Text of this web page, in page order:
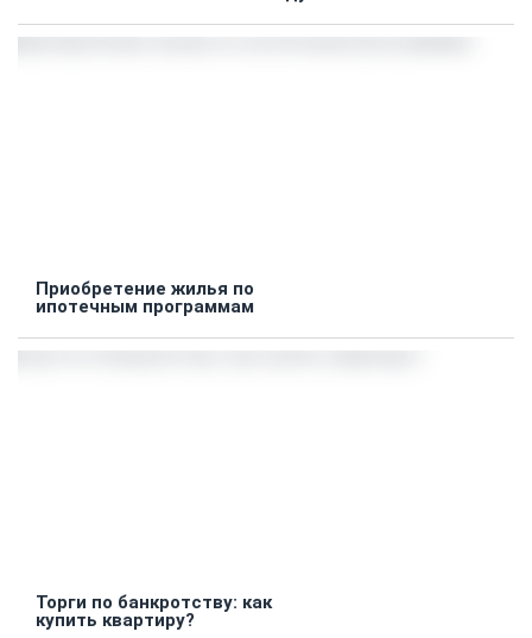
Приобретение жилья по
ипотечным программам
Торги по банкротству: как
купить квартиру?